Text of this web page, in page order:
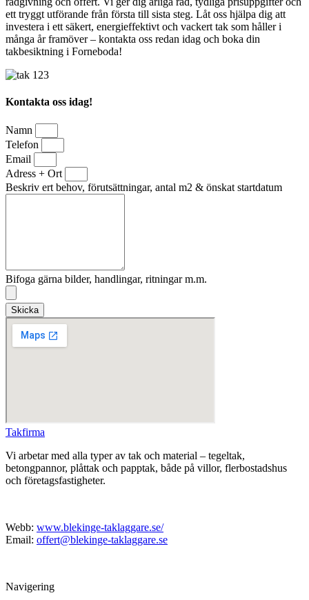
ett tryggt utförande från första till sista steg. Låt oss hjälpa dig att
investera i ett säkert, energieffektivt och vackert tak som håller i
många år framöver – kontakta oss redan idag och boka din
takbesiktning i Forneboda!
Kontakta oss idag!
Namn
Telefon
Email
Adress + Ort
Beskriv ert behov, förutsättningar, antal m2 & önskat startdatum
Bifoga gärna bilder, handlingar, ritningar m.m.
Skicka
Takfirma
Vi arbetar med alla typer av tak och material – tegeltak,
betongpannor, plåttak och papptak, både på villor, flerbostadshus
och företagsfastigheter.
Webb: www.blekinge-taklaggare.se/
Email: offert@blekinge-taklaggare.se
Navigering